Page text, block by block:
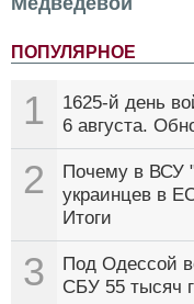
ПОПУЛЯРНОЕ
1
1625-й день
6 августа.
2
Почему в ВСУ
украинцев в
Итоги
3
Под Одессой
СБУ 55 тысяч